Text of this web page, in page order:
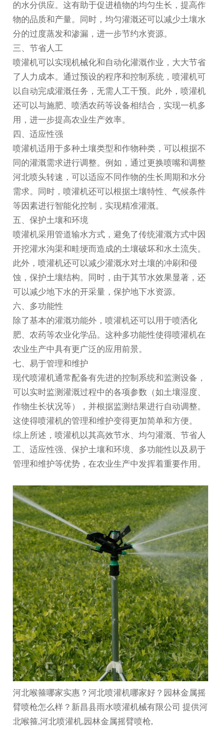
的水分供应。这有助于促进植物的均匀生长，提高作
物的品质和产量。同时，均匀灌溉还可以减少土壤水
分的过度蒸发和渗漏，进一步节约水资源。
三、节省人工
喷灌机可以实现机械化和自动化灌溉作业，大大节省
了人力成本。通过预设的程序和控制系统，喷灌机可
以自动完成灌溉任务，无需人工干预。此外，喷灌机
还可以与施肥、喷洒农药等设备相结合，实现一机多
用，进一步提高农业生产效率。
四、适应性强
喷灌机适用于多种土壤类型和作物种类，可以根据不
同的灌溉需求进行调整。例如，通过更换喷嘴和调整
河北喷头转速，可以适应不同作物的生长周期和水分
需求。同时，喷灌机还可以根据土壤特性、气候条件
等因素进行智能化控制，实现精准灌溉。
五、保护土壤和环境
喷灌机采用管道输水方式，避免了传统灌溉方式中因
开挖灌水沟渠和畦埂而造成的土壤破坏和水土流失。
此外，喷灌机还可以减少灌溉水对土壤的冲刷和侵
蚀，保护土壤结构。同时，由于其节水效果显著，还
可以减少地下水的开采量，保护地下水资源。
六、多功能性
除了基本的灌溉功能外，喷灌机还可以用于喷洒化
肥、农药等农业化学品。这种多功能性使得喷灌机在
农业生产中具有更广泛的应用前景。
七、易于管理和维护
现代喷灌机通常配备有先进的控制系统和监测设备，
可以实时监测灌溉过程中的各项参数（如土壤湿度、
作物生长状况等），并根据监测结果进行自动调整。
这使得喷灌机的管理和维护变得更加简单和方便。
综上所述，喷灌机以其高效节水、均匀灌溉、节省人
工、适应性强、保护土壤和环境、多功能性以及易于
管理和维护等优势，在农业生产中发挥着重要作用。
河北喉箍哪家实惠？河北喷灌机哪家好？园林金属摇
臂喷枪怎么样？新昌县雨水喷灌机械有限公司 提供河
北喉箍,河北喷灌机,园林金属摇臂喷枪,